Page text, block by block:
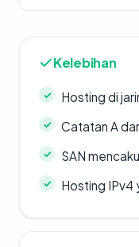
Kelebihan
Hosting di
Catatan A
SAN
Hosting IPv4